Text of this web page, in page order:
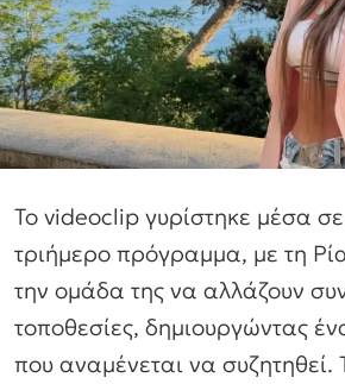
Το videoclip γυρίστηκε μέσα
τριήμερο πρόγραμμα, με τη
την ομάδα της να αλλάζουν
τοποθεσίες, δημιουργώντας
που αναμένεται να συζητηθεί.